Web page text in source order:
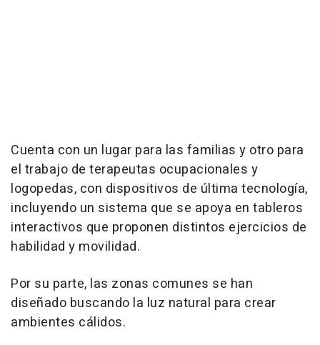
Cuenta con un lugar para las familias y otro para
el trabajo de terapeutas ocupacionales y
logopedas, con dispositivos de última tecnología,
incluyendo un sistema que se apoya en tableros
interactivos que proponen distintos ejercicios de
habilidad y movilidad.
Por su parte, las zonas comunes se han
diseñado buscando la luz natural para crear
ambientes cálidos.